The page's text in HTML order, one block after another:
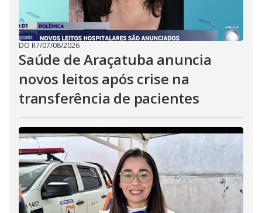
DO R7/07/08/2026
Saúde de Araçatuba anuncia
novos leitos após crise na
transferência de pacientes